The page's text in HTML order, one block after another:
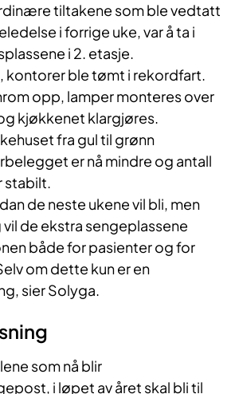
tiltakene som ble vedtatt
i forrige uke, var å ta i
i 2. etasje.
kontorer ble tømt i rekordfart.
opp, lamper monteres over
kjøkkenet klargjøres.
fra gul til grønn
er nå mindre og antall
stabilt.
de neste ukene vil bli, men
de ekstra sengeplassene
både for pasienter og for
om dette kun er en
sier Solyga.
som nå blir
i løpet av året skal bli til